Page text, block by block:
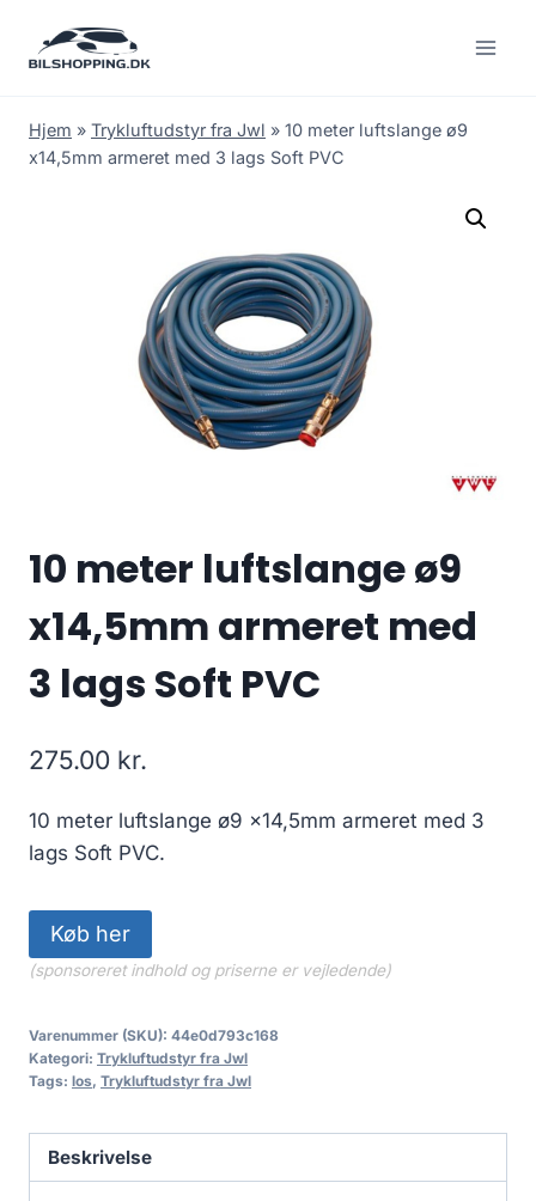
Hjem » Trykluftudstyr fra Jwl » 10 meter luftslange ø9
x14,5mm armeret med 3 lags Soft PVC
10 meter luftslange ø9
x14,5mm armeret med
3 lags Soft PVC
275.00 kr.
10 meter luftslange ø9 x14,5mm armeret med 3
lags Soft PVC.
Køb her
(sponsoreret indhold og priserne er vejledende)
Varenummer (SKU): 44e0d793c168
Kategori: Trykluftudstyr fra Jwl
Tags: los, Trykluftudstyr fra Jwl
Beskrivelse